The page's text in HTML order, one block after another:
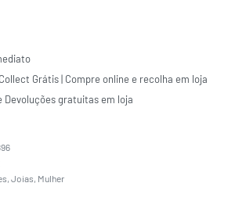
Grátis | Compre online e recolha em loja
Devoluções gratuitas em loja
,Joias, Mulher